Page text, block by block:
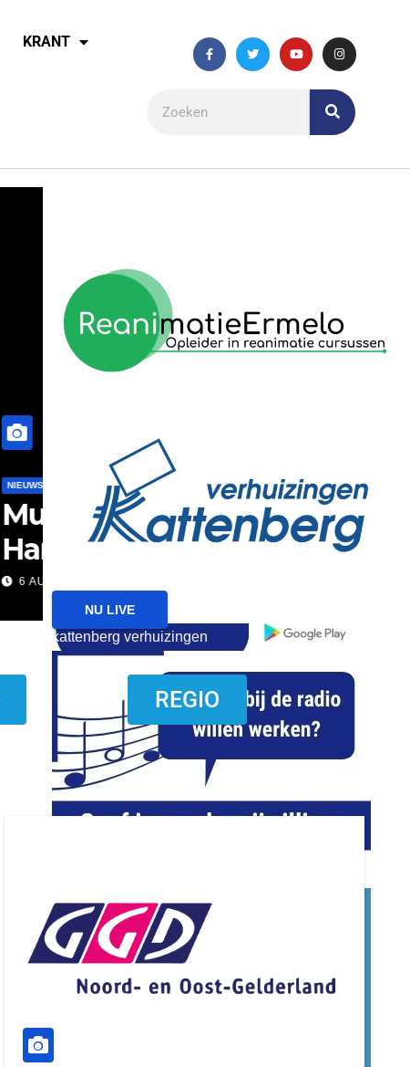
KRANT
NIEUWS NIEUWS HARDERWIJK
Harderwijk wil lokale
met nieuw
reanimatie ermelo
dierenkliniekputten
kattenberg verhuizingen
NU LIVE
REGIO